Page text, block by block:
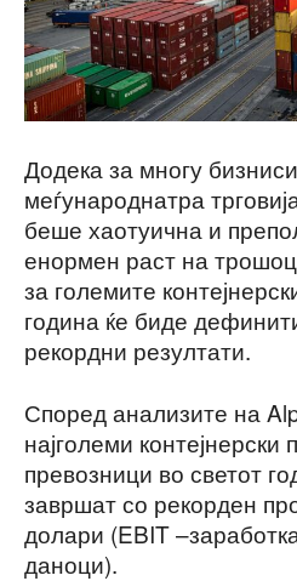
Додека за многу
меѓународнатра
беше хаотуична и
енормен раст на
за големите
година ќе биде
рекордни резултати.
Според анализите на
најголеми контејнерски
превозници во светот
завршат со рекорден
долари (EBIT
даноци).